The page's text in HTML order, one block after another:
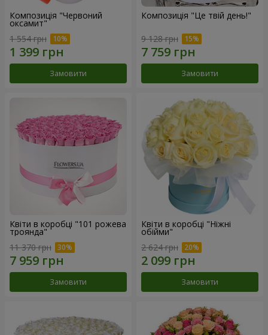
Композиція "Червоний
оксамит"
1 554 грн
Замовити
Композиція "Це твій день!"
9 128 грн
Замовити
Квіти в коробці "101 рожева
троянда"
11 370 грн
Замовити
Квіти в коробці "Ніжні
обійми"
2 624 грн
Замовити